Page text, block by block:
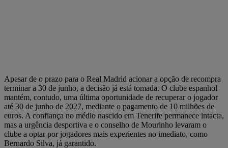
Apesar de o prazo para o Real Madrid acionar a opção de recompra
terminar a 30 de junho, a decisão já está tomada. O clube espanhol
mantém, contudo, uma última oportunidade de recuperar o jogador
até 30 de junho de 2027, mediante o pagamento de 10 milhões de
euros. A confiança no médio nascido em Tenerife permanece intacta,
mas a urgência desportiva e o conselho de Mourinho levaram o
clube a optar por jogadores mais experientes no imediato, como
Bernardo Silva, já garantido.